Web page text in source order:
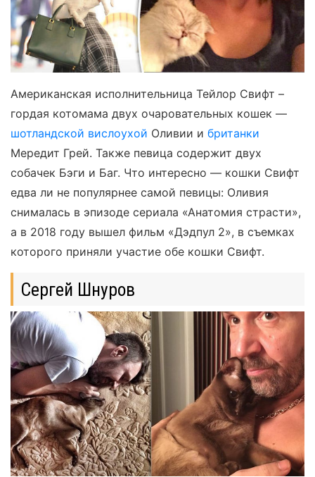
Американская исполнительница Тейлор Свифт –
гордая котомама двух очаровательных кошек —
шотландской вислоухой Оливии и британки
Мередит Грей. Также певица содержит двух
собачек Бэги и Баг. Что интересно — кошки Свифт
едва ли не популярнее самой певицы: Оливия
снималась в эпизоде сериала «Анатомия страсти»,
а в 2018 году вышел фильм «Дэдпул 2», в съемках
которого приняли участие обе кошки Свифт.
Сергей Шнуров